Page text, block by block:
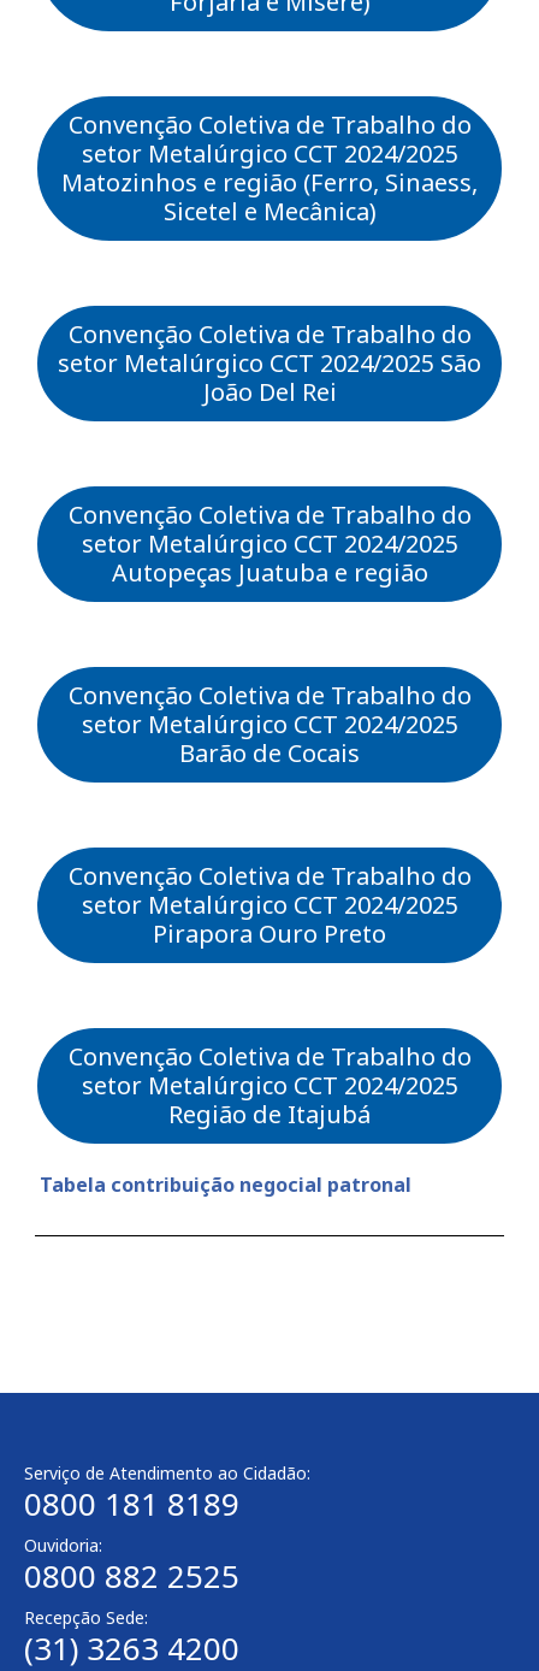
Convenção Coletiva de Trabalho do
setor Metalúrgico CCT 2024/2025
Matozinhos e região (Ferro, Sinaess,
Sicetel e Mecânica)
Convenção Coletiva de Trabalho do
setor Metalúrgico CCT 2024/2025 São
João Del Rei
Convenção Coletiva de Trabalho do
setor Metalúrgico CCT 2024/2025
Autopeças Juatuba e região
Convenção Coletiva de Trabalho do
setor Metalúrgico CCT 2024/2025
Barão de Cocais
Convenção Coletiva de Trabalho do
setor Metalúrgico CCT 2024/2025
Pirapora Ouro Preto
Convenção Coletiva de Trabalho do
setor Metalúrgico CCT 2024/2025
Região de Itajubá
Tabela contribuição negocial patronal
Serviço de Atendimento ao Cidadão:
0800 181 8189
Ouvidoria:
0800 882 2525
Recepção Sede:
(31) 3263 4200